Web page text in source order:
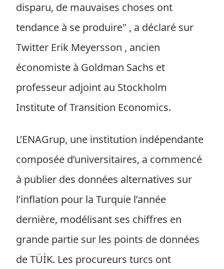
disparu, de mauvaises choses ont
tendance à se produire" , a déclaré sur
Twitter Erik Meyersson , ancien
économiste à Goldman Sachs et
professeur adjoint au Stockholm
Institute of Transition Economics.
L’ENAGrup, une institution indépendante
composée d’universitaires, a commencé
à publier des données alternatives sur
l’inflation pour la Turquie l’année
dernière, modélisant ses chiffres en
grande partie sur les points de données
de TÜİK. Les procureurs turcs ont